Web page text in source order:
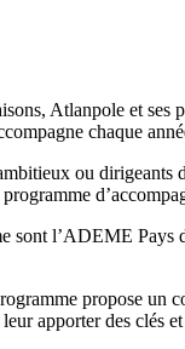
Atlanpole et
chaque
ou dirigeants
sont l’ADEME
propose un
apporter des clés